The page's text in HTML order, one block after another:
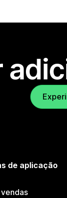
de aplicação